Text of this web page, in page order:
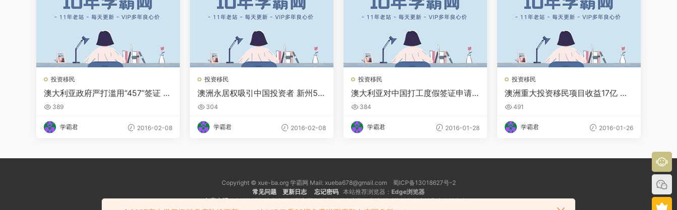
投资移民
澳大利亚政府严打滥用“457”签证 雇
主或被罚款
389
学霸君 2016-02-08
投资移民
澳洲永居权吸引中国投资者 新州5个
月筹得2亿元
304
学霸君 2016-02-08
投资移民
澳大利亚对中国打工度假签证申请
名额已满
384
学霸君 2016-01-28
投资移民
澳洲重大投资移民项目收益17亿 中
国申请者占85%
491
学霸君 2016-01-26
Copyright © xue-ba.org 学霸网 Mail: xueba678@gmail.com 蜀ICP备13018627号-2
常见问题
更新日志 忘记密码 本站推荐浏览器： Edge浏览器
免责声明：本站资源均搜索自互联网和网友分享,仅供大家学习交流,不对资料的真实性和安全性负责！